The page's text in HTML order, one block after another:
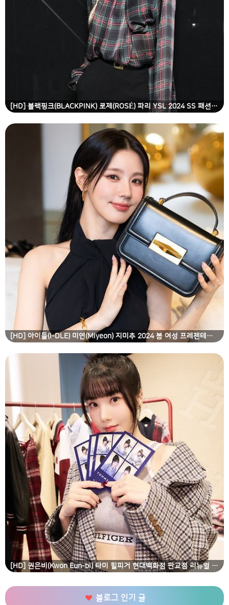
[HD] 블랙핑크(BLACKPINK) 로제(ROSÉ) 파리 YSL 2024 SS 패션쇼 고화질 화보
[HD] 아이들(I-DLE) 미연(Miyeon) 지미추 2024 봄 여성 프레젠테이션 쇼 고화질 화보
[HD] 권은비(Kwon Eun-bi) 타미 힐피거 현대백화점 판교점 리뉴얼 오픈 기념 행사 고화질 화보
블로그 인기 글